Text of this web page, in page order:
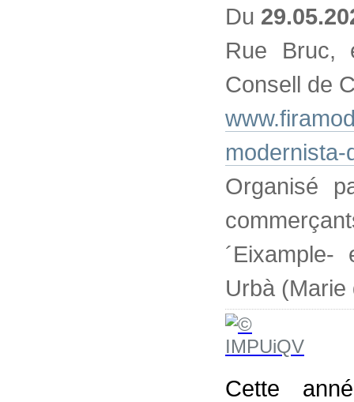
Du
Rue Bruc,
Consell de
Organisé
Urbà
Cette